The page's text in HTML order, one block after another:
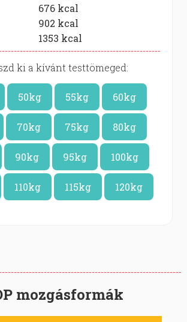
676 kcal
902 kcal
1353 kcal
ki a kívánt testtömeged:
50kg 55kg 60kg
70kg 75kg 80kg
90kg 95kg 100kg
110kg 115kg 120kg
mozgásformák